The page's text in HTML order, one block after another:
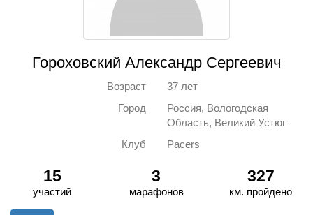
Гороховский Александр Сергеевич
Возраст
37 лет
Город
Россия, Вологодская
Область, Великий Устюг
Клуб
Pacers
15
участий
3
марафонов
327
км. пройдено